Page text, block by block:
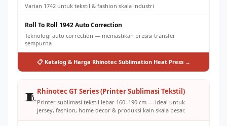
Varian 1742 untuk tekstil & fashion skala industri
Roll To Roll 1942 Auto Correction
Teknologi auto correction — memastikan presisi transfer
sempurna
📋 Katalog & Harga Rhinotec Sublimation Heat Press →
🧵Rhinotec GT Series (Printer Sublimasi Tekstil)
Printer sublimasi tekstil lebar 160–190 cm — ideal untuk
jersey, fashion, home decor & produksi kain skala besar.